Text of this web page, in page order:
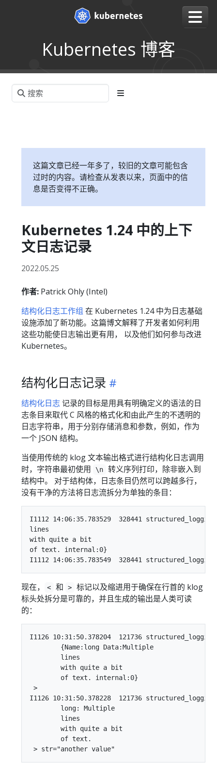
Kubernetes 博客
这篇文章已经一年多了，较旧的文章可能包含
过时的内容。请检查从发表以来，页面中的信
息是否变得不正确。
Kubernetes 1.24 中的上下
文日志记录
2022.05.25
作者: Patrick Ohly (Intel)
结构化日志工作组 在 Kubernetes 1.24 中为日志基础
设施添加了新功能。这篇博文解释了开发者如何利用
这些功能使日志输出更有用， 以及他们如何参与改进
Kubernetes。
结构化日志记录
结构化日志记录的目标是用具有明确定义的语法的日
志条目来取代 C 风格的格式化和由此产生的不透明的
日志字符串，用于分别存储消息和参数，例如，作为
一个 JSON 结构。
当使用传统的 klog 文本输出格式进行结构化日志调用
时，字符串最初使用
\n
转义序列打印，除非嵌入到
结构中。 对于结构体，日志条目仍然可以跨越多行，
没有干净的方法将日志流拆分为单独的条目：
I1112 14:06:35.783529  328441
lines
with quite a bit
of text. internal:0}
现在， < 和 >
标记以及缩进用于确保在行首的 klog
标头处拆分是可靠的，并且生成的输出是人类可读
的：
I1126 10:31:50.378204  121736
>
I1126 10:31:50.378228  121736